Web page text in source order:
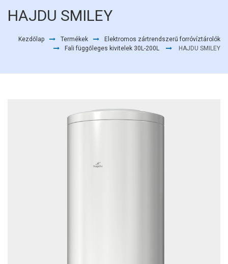
HAJDU SMILEY
Kezdőlap Termékek
Elektromos zártrendszerű forróvíztárolók
Fali függőleges kivitelek 30L-200L
HAJDU SMILEY